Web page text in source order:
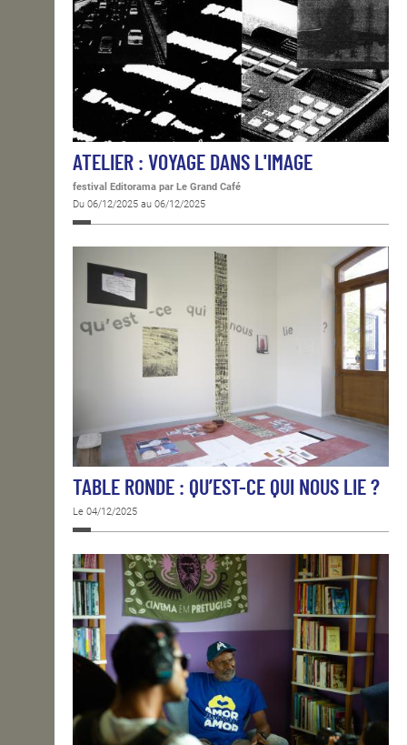
ATELIER : VOYAGE DANS L'IMAGE
festival Editorama par Le Grand Café
Du 06/12/2025 au 06/12/2025
TABLE RONDE : QU’EST-CE QUI NOUS LIE ?
Le 04/12/2025